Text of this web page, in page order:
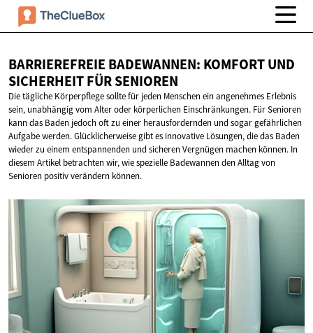
BARRIEREFREIE BADEWANNEN: KOMFORT UND
SICHERHEITFÜR SENIOREN
Die tägliche Körperpflege sollte für jeden Menschen ein angenehmes Erlebnis
sein, unabhängig vom Alter oder körperlichen Einschränkungen. Für Senioren
kann das Baden jedoch oft zu einer herausfordernden und sogar gefährlichen
Aufgabe werden. Glücklicherweise gibt es innovative Lösungen, die das Baden
wieder zu einem entspannenden und sicheren Vergnügen machen können. In
diesem Artikel betrachten wir, wie spezielle Badewannen den Alltag von
Senioren positiv verändern können.